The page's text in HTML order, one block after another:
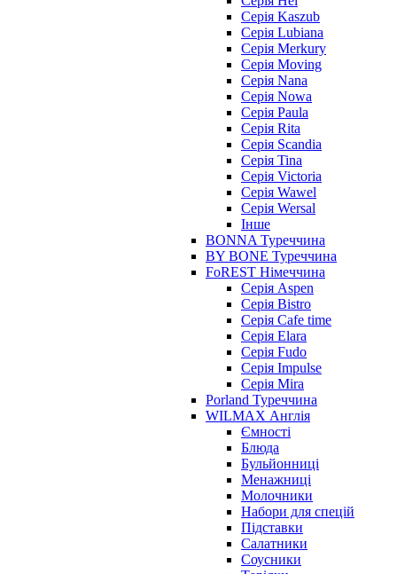
Серія Kaszub
Серія Lubiana
Серія Merkury
Серія Moving
Серія Nana
Серія Nowa
Серія Paula
Серія Rita
Серія Scandia
Серія Tina
Серія Victoria
Серія Wawel
Серія Wersal
Інше
BONNA Туреччина
BY BONE Туреччина
FoREST Німеччина
Серія Aspen
Серія Bistro
Серія Cafe time
Серія Elara
Серія Fudo
Серія Impulse
Серія Mira
Porland Туреччина
WILMAX Англія
Ємності
Блюда
Бульйонниці
Менажниці
Молочники
Набори для спецій
Підставки
Салатники
Соусники